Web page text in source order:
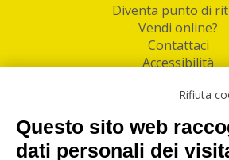
Diventa punto di
Vendi online?
Contattaci
Accessibilità
Facebook
Linkedin
Rifiuta
Questo sito web
dati personali dei